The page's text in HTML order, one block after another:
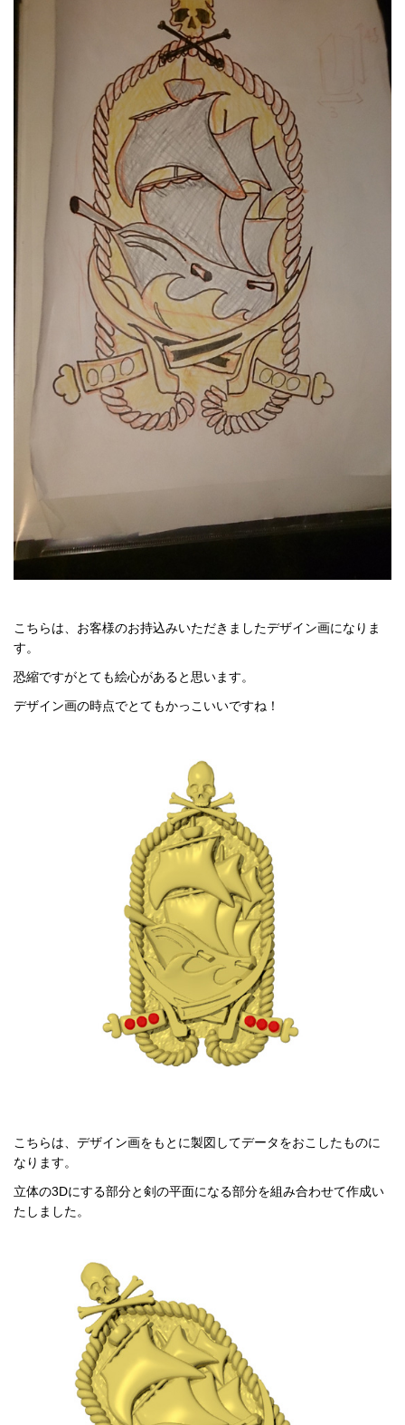
こちらは、お客様のお持込みいただきましたデザイン画になりま
す。
恐縮ですがとても絵心があると思います。
デザイン画の時点でとてもかっこいいですね！
こちらは、デザイン画をもとに製図してデータをおこしたものに
なります。
立体の3Dにする部分と剣の平面になる部分を組み合わせて作成い
たしました。